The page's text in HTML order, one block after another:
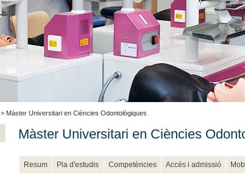
> Màster Universitari en Ciències Odontològiques
Màster Universitari en Ciències
Resum Pla d'estudis Competències Accés i admissió